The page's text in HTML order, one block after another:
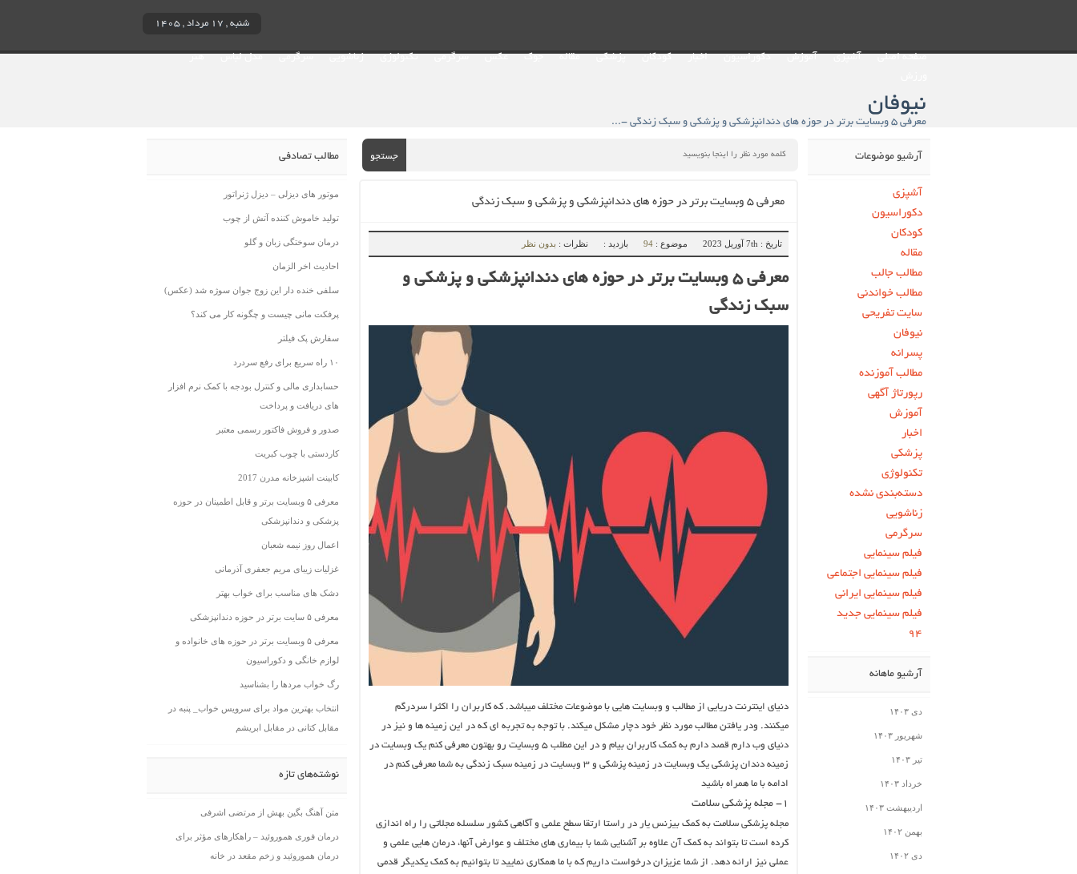
شنبه , ۱۷ مرداد , ۱۴۰۵
نیوفان
معرفی ۵ وبسایت برتر در حوزه های دندانپزشکی و پزشکی و سبک زندگی - نیوفان
جستجو
معرفی ۵ وبسایت برتر در حوزه های دندانپزشکی و پزشکی و سبک زندگی
تاریخ : 7th آوریل 2023 موضوع : 94 بازدید : نظرات : بدون نظر
معرفی ۵ وبسایت برتر در حوزه های دندانپزشکی و پزشکی و
سبک زندگی
دنیای اینترنت دریایی از مطالب و وبسایت هایی با موضوعات مختلف میباشد. که کاربران را اکثرا سردرگم
میکنند. ودر یافتن مطالب مورد نظر خود دچار مشکل میکند. با توجه به تجربه ای که در این زمینه ها و نیز در
دنیای وب دارم قصد دارم به کمک کاربران بیام و در این مطلب ۵ وبسایت رو بهتون معرفی کنم یک وبسایت در
زمینه دندان پزشکی یک وبسایت در زمینه پزشکی و ۳ وبسایت در زمینه سبک زندگی به شما معرفی کنم در
ادامه با ما همراه باشید
۱- مجله پزشکی سلامت
مجله پزشکی سلامت به کمک بیزنس یار در راستا ارتقا سطح علمی و آگاهی کشور سلسله مجلاتی را راه اندازی
کرده است تا بتواند به کمک آن علاوه بر آشنایی شما با بیماری های مختلف و عوارض آنها، درمان هایی علمی و
عملی نیز ارائه دهد. از شما عزیزان درخواست داریم که با ما همکاری نمایید تا بتوانیم به کمک یکدیگر قدمی
آرشیو موضوعات
آشپزی
دکوراسیون
کودکان
مقاله
مطالب جالب
مطالب خواندنی
سایت تفریحی
نیوفان
پسرانه
مطالب آموزنده
رپورتاژ آگهی
آموزش
اخبار
پزشکی
تکنولوژی
دسته‌بندی نشده
زناشویی
سرگرمی
فیلم سینمایی
فیلم سینمایی اجتماعی
فیلم سینمایی ایرانی
فیلم سینمایی جدید
۹۴
آرشیو ماهانه
دی ۱۴۰۳
شهریور ۱۴۰۳
تیر ۱۴۰۳
خرداد ۱۴۰۳
اردیبهشت ۱۴۰۳
بهمن ۱۴۰۲
دی ۱۴۰۲
مطالب تصادفی
موتور های دیزلی – دیزل ژنراتور
تولید خاموش کننده آتش از چوب
درمان سوختگی زبان و گلو
احادیث اخر الزمان
سلفی خنده دار این زوج جوان سوژه شد (عکس)
پرفکت مانی چیست و چگونه کار می کند؟
سفارش پک فیلتر
۱۰ راه سریع برای رفع سردرد
حسابداری مالی و کنترل بودجه با کمک نرم افزار
های دریافت و پرداخت
صدور و فروش فاکتور رسمی معتبر
کاردستی با چوب کبریت
کابینت اشپزخانه مدرن 2017
معرفی ۵ وبسایت برتر و قابل اطمینان در حوزه
پزشکی و دندانپزشکی
اعمال روز نیمه شعبان
غزلیات زیبای مریم جعفری آذرمانی
دشک های مناسب برای خواب بهتر
معرفی ۵ سایت برتر در حوزه دندانپزشکی
معرفی ۵ وبسایت برتر در حوزه های خانواده و
لوازم خانگی و دکوراسیون
رگ خواب مردها را بشناسید
انتخاب بهترین مواد برای سرویس خواب_ پنبه در
مقابل کتانی در مقابل ابریشم
نوشته‌های تازه
متن آهنگ بگین بهش از مرتضی اشرفی
درمان فوری هموروئید – راهکارهای مؤثر برای
درمان هموروئید و زخم مقعد در خانه